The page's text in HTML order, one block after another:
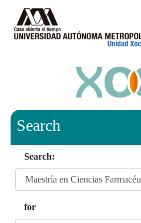
Search
Search:
for